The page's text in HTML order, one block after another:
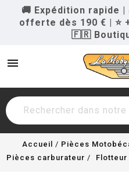
🚚 Expédition rapide |
offerte dès 190 € | ⭐
🇫🇷
menu
Accueil Pièces
Pièces carburateur
Flotteur